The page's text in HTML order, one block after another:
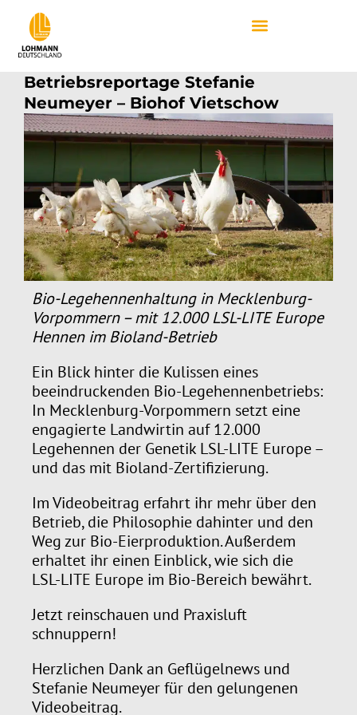
Betriebsreportage Stefanie
Neumeyer – Biohof Vietschow
Bio-Legehennenhaltung in Mecklenburg-
Vorpommern – mit 12.000 LSL-LITE Europe
Hennen im Bioland-Betrieb
Ein Blick hinter die Kulissen eines
beeindruckenden Bio-Legehennenbetriebs:
In Mecklenburg-Vorpommern setzt eine
engagierte Landwirtin auf 12.000
Legehennen der Genetik LSL-LITE Europe –
und das mit Bioland-Zertifizierung.
Im Videobeitrag erfahrt ihr mehr über den
Betrieb, die Philosophie dahinter und den
Weg zur Bio-Eierproduktion. Außerdem
erhaltet ihr einen Einblick, wie sich die
LSL-LITE Europe im Bio-Bereich bewährt.
Jetzt reinschauen und Praxisluft
schnuppern!
Herzlichen Dank an Geflügelnews und
Stefanie Neumeyer für den gelungenen
Videobeitrag.